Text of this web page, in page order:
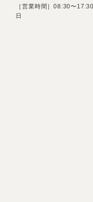
［営業時間］08:30〜
日